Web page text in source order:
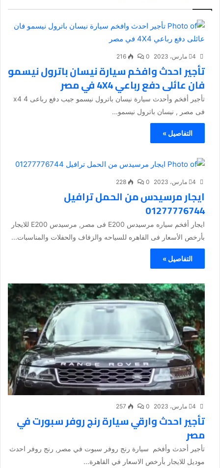
4 مارس، 2023 0
216
تأجير احدث وافخم سيارة نيسان باترول نيسمو
فان عائلى دفع رباعي 4X4 في مصر
تأجير أفخم وأحدث سيارة نيسان باترول نيسمو جيب دفع رباعى 4 x4
فى مصر , نيسان باترول نيسمو...
التفاصيل »
4 مارس، 2023 0
228
ايجار مرسيدس من الحمل ترافيل
01277776744
ايجار أفخم سياره مرسيدس E200 فى مصر, مرسيدس E200 للايجار
بأرخص الأسعار فى القاهره للسياحه والزفاف والحفلات والمناسبات...
التفاصيل »
4 مارس، 2023 0
257
تأجير احدث وارقي سيارة رنج روفر سبورت في
مصر
تأجير أحدث وأفخم سيارة رنج روفر سبوت في مصر, رنج روفر احدث
موديل للايجار بأرخص الاسعار في القاهرة...